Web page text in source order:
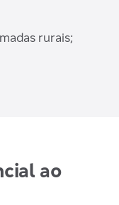
rurais;
ao